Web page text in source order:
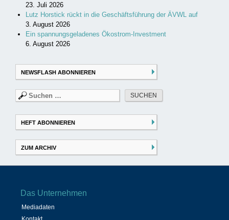
23. Juli 2026
Lutz Horstick rückt in die Geschäftsführung der ÄVWL auf
3. August 2026
Ein spannungsgeladenes Ökostrom-Investment
6. August 2026
NEWSFLASH ABONNIEREN
Suchen
nach:
HEFT ABONNIEREN
ZUM ARCHIV
Das Unternehmen
Mediadaten